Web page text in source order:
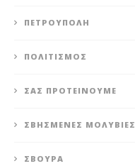
ΠΕΤΡΟΎΠΟΛΗ
ΠΟΛΙΤΙΣΜΌΣ
ΣΑΣ ΠΡΟΤΕΊΝΟΥΜΕ
ΣΒΗΣΜΈΝΕΣ ΜΟΛΥΒΙΈΣ
ΣΒΟΎΡΑ